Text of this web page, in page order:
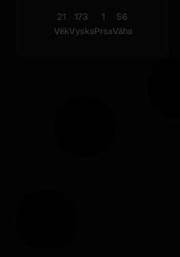
21
Věk
173
Vyska
1
Prsa
56
Váha